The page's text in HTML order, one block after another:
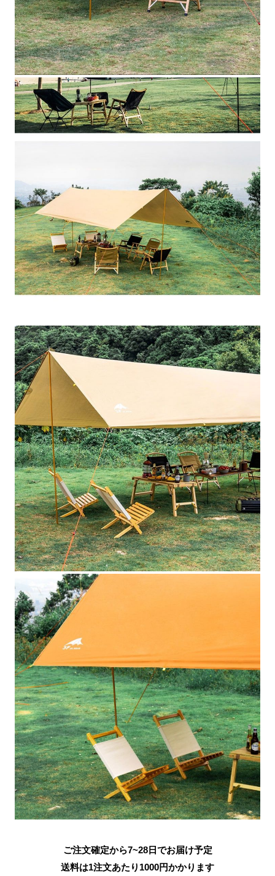
ご注文確定から7~28日でお届け予定
送料は1注文あたり 1000円かかります